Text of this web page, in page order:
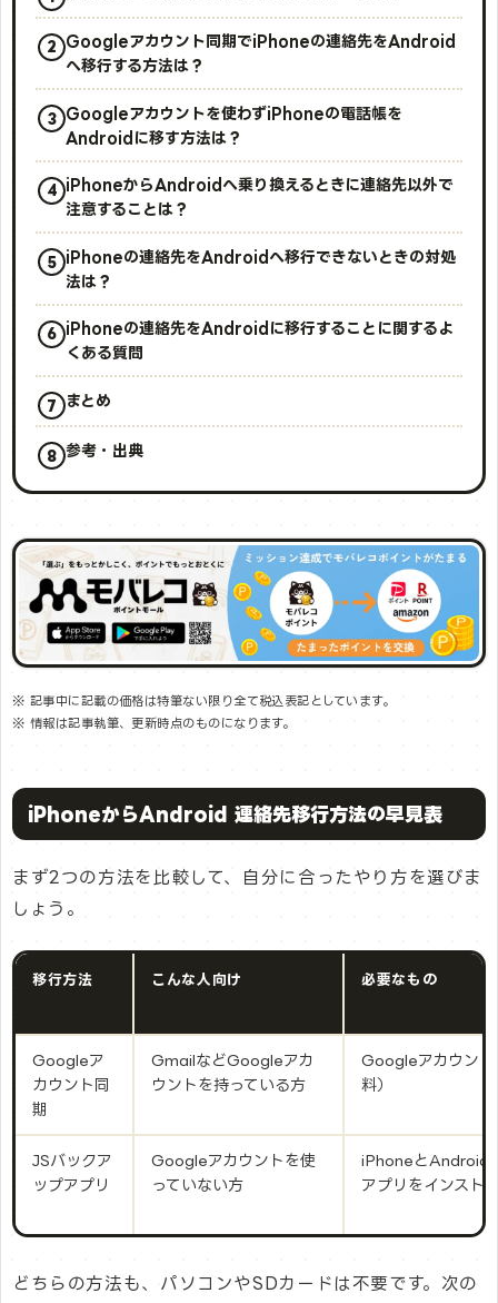
Googleアカウント同期でiPhoneの連絡先をAndroid
へ移行する方法は？
Googleアカウントを使わずiPhoneの電話帳を
Androidに移す方法は？
iPhoneからAndroidへ乗り換えるときに連絡先以外で
注意することは？
iPhoneの連絡先をAndroidへ移行できないときの対処
法は？
iPhoneの連絡先をAndroidに移行することに関するよ
くある質問
まとめ
参考・出典
※ 記事中に記載の価格は特筆ない限り全て税込表記としています。
※ 情報は記事執筆、更新時点のものになります。
iPhoneからAndroid 連絡先移行方法の早見表
まず2つの方法を比較して、自分に合ったやり方を選びま
しょう。
移行方法 こんな人向け 必要なもの
Googleア
カウント同
期
GmailなどGoogleアカ
ウントを持っている方
Googleアカウント
料）
JSバックア
ップアプリ
Googleアカウントを使
っていない方
iPhoneとAndroid
アプリをインスト
どちらの方法も、パソコンやSDカードは不要です。次の